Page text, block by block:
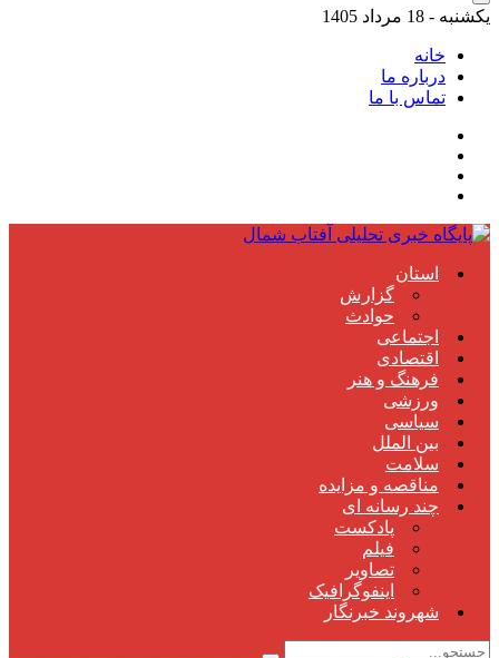
یکشنبه - 18 مرداد 1405
خانه
درباره ما
تماس با ما
استان
گزارش
حوادث
اجتماعی
اقتصادی
فرهنگ و هنر
ورزشی
سیاسی
بین الملل
سلامت
مناقصه و مزایده
چند رسانه ای
پادکست
فیلم
تصاویر
اینفوگرافیک
شهروند خبرنگار